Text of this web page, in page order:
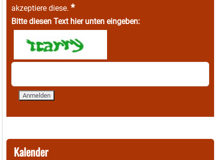
akzeptiere diese. *
Bitte diesen Text hier unten eingeben:
Kalender